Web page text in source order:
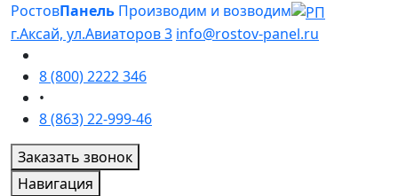
РостовПанель Производим и возводим
г.Аксай, ул.Авиаторов 3 info@rostov-panel.ru
8 (800) 2222 346
•
8 (863) 22-999-46
Заказать звонок
Навигация